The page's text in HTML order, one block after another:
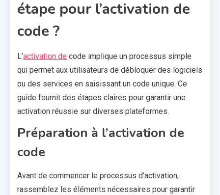
étape pour l’activation de
code ?
L’activation de code implique un processus simple
qui permet aux utilisateurs de débloquer des logiciels
ou des services en saisissant un code unique. Ce
guide fournit des étapes claires pour garantir une
activation réussie sur diverses plateformes.
Préparation à l’activation de
code
Avant de commencer le processus d’activation,
rassemblez les éléments nécessaires pour garantir